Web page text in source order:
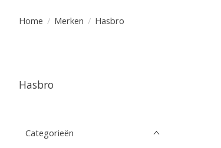
Home / Merken / Hasbro
Hasbro
Categorieën